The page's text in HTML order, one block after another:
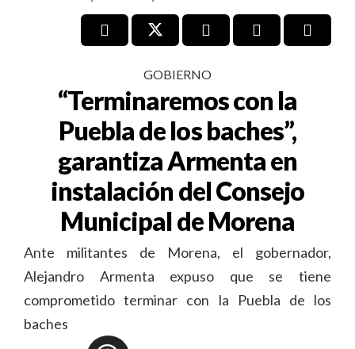
GOBIERNO
“Terminaremos con la
Puebla de los baches”,
garantiza Armenta en
instalación del Consejo
Municipal de Morena
Ante militantes de Morena, el gobernador,
Alejandro Armenta expuso que se tiene
comprometido terminar con la Puebla de los
baches